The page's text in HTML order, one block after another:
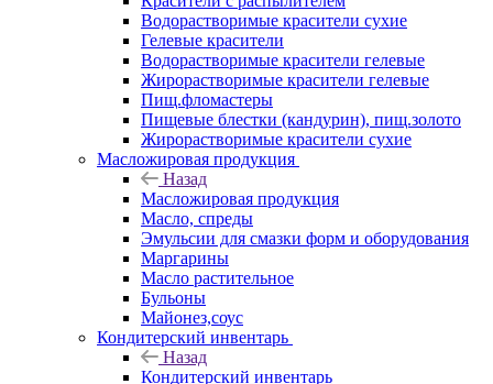
Водорастворимые красители сухие
Гелевые красители
Водорастворимые красители гелевые
Жирорастворимые красители гелевые
Пищ.фломастеры
Пищевые блестки (кандурин), пищ.золото
Жирорастворимые красители сухие
Масложировая продукция
Назад
Масложировая продукция
Масло, спреды
Эмульсии для смазки форм и оборудования
Маргарины
Масло растительное
Бульоны
Майонез,соус
Кондитерский инвентарь
Назад
Кондитерский инвентарь